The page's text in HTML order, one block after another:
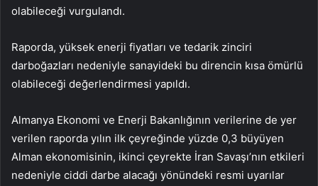
olabileceği vurgulandı.
Raporda, yüksek enerji fiyatları ve tedarik zinciri
darboğazları nedeniyle sanayideki bu direncin kısa ömürlü
olabileceği değerlendirmesi yapıldı.
Almanya Ekonomi ve Enerji Bakanlığının verilerine de yer
verilen raporda yılın ilk çeyreğinde yüzde 0,3 büyüyen
Alman ekonomisinin, ikinci çeyrekte İran Savaşı’nın etkileri
nedeniyle ciddi darbe alacağı yönündeki resmi uyarılar